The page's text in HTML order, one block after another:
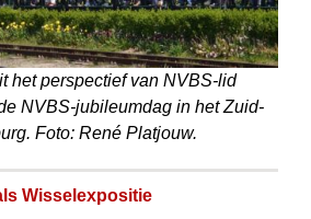
het perspectief van NVBS-lid
NVBS-jubileumdag in het Zuid-
Foto: René Platjouw.
Wisselexpositie